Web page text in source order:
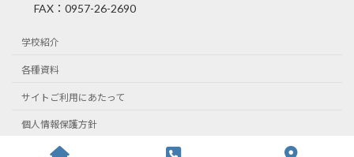
FAX：0957-26-2690
学校紹介
各種資料
サイトご利用にあたって
個人情報保護方針